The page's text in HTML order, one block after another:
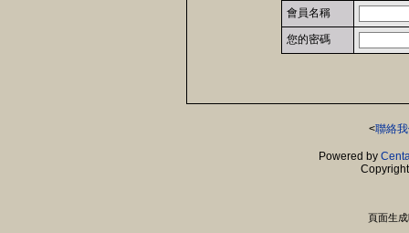
會員名稱
您的密碼
<聯絡
Powered by
頁面生